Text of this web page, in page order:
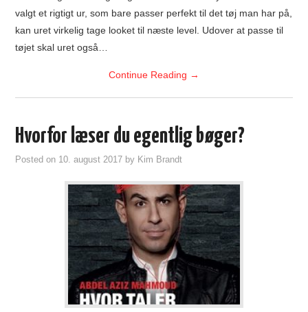
valgt et rigtigt ur, som bare passer perfekt til det tøj man har på,
kan uret virkelig tage looket til næste level. Udover at passe til
tøjet skal uret også…
Continue Reading →
Hvorfor læser du egentlig bøger?
Posted on 10. august 2017 by Kim Brandt